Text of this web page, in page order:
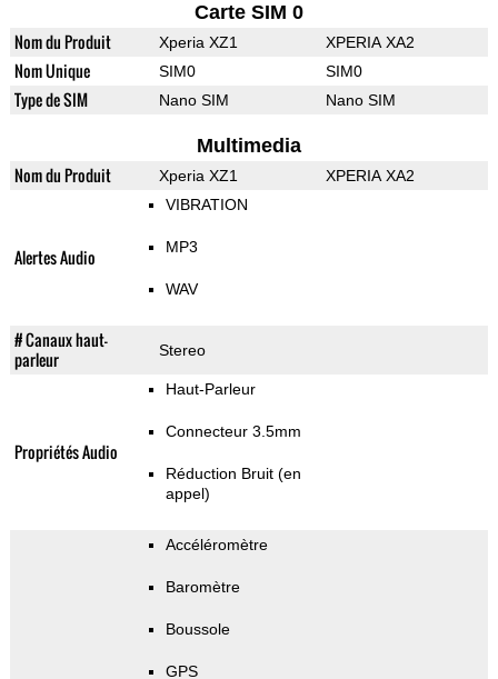
Carte SIM 0
Nom du Produit Xperia XZ1 XPERIA XA2
Nom Unique SIM0 SIM0
Type de SIM Nano SIM Nano SIM
Multimedia
Nom du Produit Xperia XZ1 XPERIA XA2
Alertes Audio
VIBRATION
MP3
WAV
# Canaux haut-
parleur
Stereo
Propriétés Audio
Haut-Parleur
Connecteur 3.5mm
Réduction Bruit (en
appel)
Accéléromètre
Baromètre
Boussole
GPS